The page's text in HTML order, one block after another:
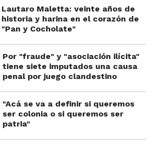
Lautaro Maletta: veinte años de
historia y harina en el corazón de
"Pan y Cocholate"
Por "fraude" y "asociación ilícita"
tiene siete imputados una causa
penal por juego clandestino
"Acá se va a definir si queremos
ser colonia o si queremos ser
patria"